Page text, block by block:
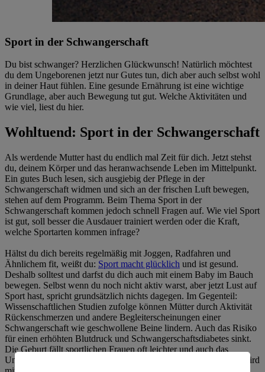
Sport in der Schwangerschaft
Du bist schwanger? Herzlichen Glückwunsch! Natürlich möchtest
du dem Ungeborenen jetzt nur Gutes tun, dich aber auch selbst wohl
in deiner Haut fühlen. Eine gesunde Ernährung ist eine wichtige
Grundlage, aber auch Bewegung tut gut. Welche Aktivitäten und
wie viel, liest du hier.
Wohltuend: Sport in der Schwangerschaft
Als werdende Mutter hast du endlich mal Zeit für dich. Jetzt stehst
du, deinem Körper und das heranwachsende Leben im Mittelpunkt.
Ein gutes Buch lesen, sich ausgiebig der Pflege in der
Schwangerschaft widmen und sich an der frischen Luft bewegen,
stehen auf dem Programm. Beim Thema Sport in der
Schwangerschaft kommen jedoch schnell Fragen auf. Wie viel Sport
ist gut, soll besser die Ausdauer trainiert werden oder die Kraft,
welche Sportarten kommen infrage?
Hältst du dich bereits regelmäßig mit Joggen, Radfahren und
Ähnlichem fit, weißt du: Sport macht glücklich und ist gesund.
Deshalb solltest und darfst du dich auch mit einem Baby im Bauch
bewegen. Selbst wenn du noch nicht aktiv warst, aber jetzt Lust auf
Sport hast, spricht grundsätzlich nichts dagegen. Im Gegenteil:
Wissenschaftlichen Studien zufolge können Mütter durch Aktivität
Rückenschmerzen und andere Begleiterscheinungen einer
Schwangerschaft wie geschwollene Beine lindern. Auch das Risiko
für einen erhöhten Blutdruck und Schwangerschaftsdiabetes sinkt.
Die Geburt fällt sportlichen Frauen oft leichter und auch das
Ungeborene profitiert von der Bewegung: Das Herz des Babys wird